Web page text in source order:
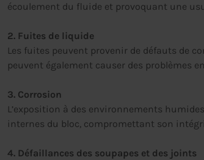
écoulement du fluide et provoquant une
2. Fuites de liquide
Les fuites peuvent provenir de défauts de
peuvent également causer des problèmes
3. Corrosion
L’exposition à des environnements
internes du bloc, compromettant son
4. Défaillances des soupapes et des joints